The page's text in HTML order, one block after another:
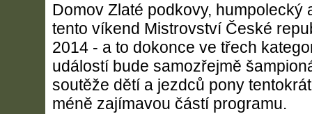
Domov Zlaté podkovy, humpolecký
tento víkend Mistrovství České
2014 - a to dokonce ve třech
událostí bude samozřejmě
soutěže dětí a jezdců pony
méně zajímavou částí programu.